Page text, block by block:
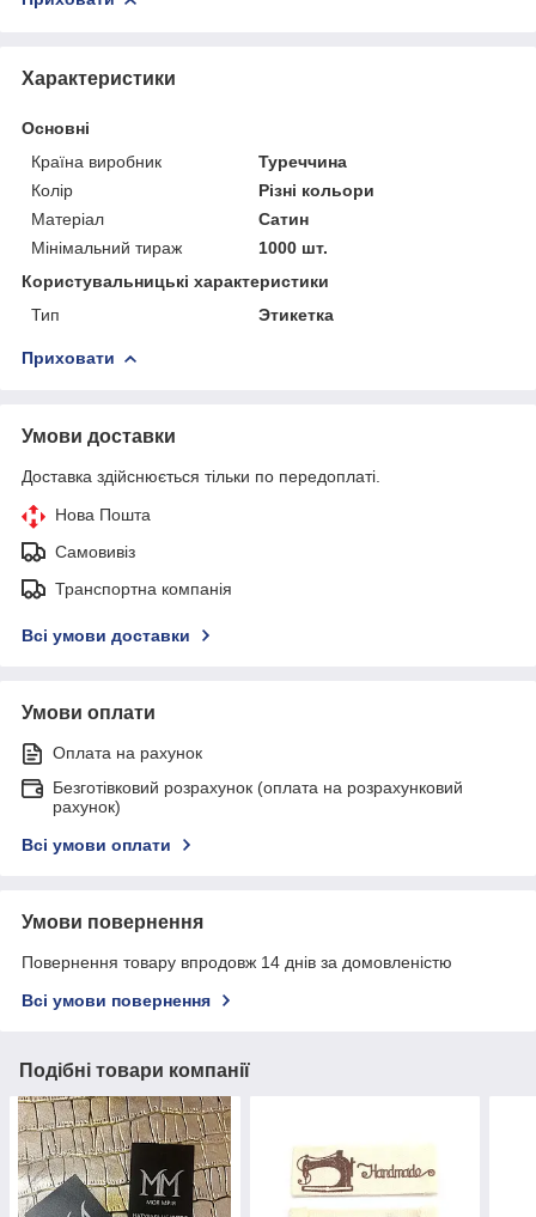
Характеристики
Основні
Країна виробник
Туреччина
Колір
Різні кольори
Матеріал
Сатин
Мінімальний тираж
1000 шт.
Користувальницькі характеристики
Тип
Этикетка
Приховати
Умови доставки
Доставка здійснюється тільки по передоплаті.
Нова Пошта
Самовивіз
Транспортна компанія
Всі умови доставки
Умови оплати
Оплата на рахунок
Безготівковий розрахунок (оплата на розрахунковий
рахунок)
Всі умови оплати
Умови повернення
Повернення товару впродовж 14 днів за домовленістю
Всі умови повернення
Подібні товари компанії